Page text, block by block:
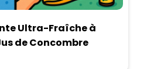
Ultra-Fraîche à
de Concombre